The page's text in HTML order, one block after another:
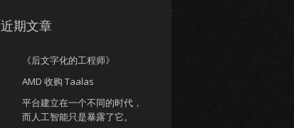
近期文章
《后文字化的工程师》
AMD 收购 Taalas
平台建立在一个不同的时代，
而人工智能只是暴露了它。